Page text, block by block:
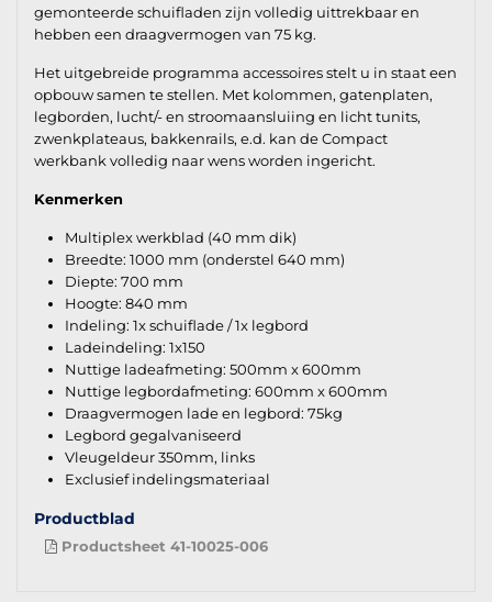
gemonteerde schuifladen zijn volledig uittrekbaar en
hebben een draagvermogen van 75 kg.
Het uitgebreide programma accessoires stelt u in staat een
opbouw samen te stellen. Met kolommen, gatenplaten,
legborden, lucht/- en stroomaansluiing en licht tunits,
zwenkplateaus, bakkenrails, e.d. kan de Compact
werkbank volledig naar wens worden ingericht.
Kenmerken
Multiplex werkblad (40 mm dik)
Breedte: 1000 mm (onderstel 640 mm)
Diepte: 700 mm
Hoogte: 840 mm
Indeling: 1x schuiflade / 1x legbord
Ladeindeling: 1x150
Nuttige ladeafmeting: 500mm x 600mm
Nuttige legbordafmeting: 600mm x 600mm
Draagvermogen lade en legbord: 75kg
Legbord gegalvaniseerd
Vleugeldeur 350mm, links
Exclusief indelingsmateriaal
Productblad
Productsheet 41-10025-006